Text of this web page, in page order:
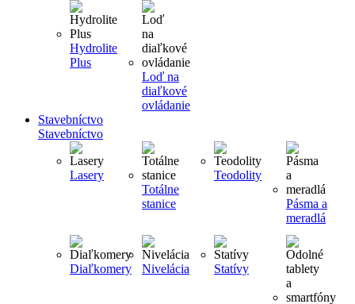
Hydrolite
Plus
Loď na
diaľkové
ovládanie
Stavebníctvo
Stavebníctvo
Lasery
Totálne
stanice
Teodolity
Pásma a
meradlá
Diaľkomery Nivelácia Statívy